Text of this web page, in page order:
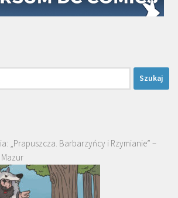
„Prapuszcza. Barbarzyńcy i Rzymianie” –